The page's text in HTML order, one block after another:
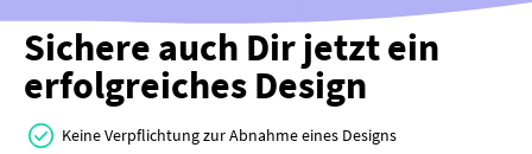
Sichere auch Dir jetzt ein
erfolgreiches Design
Keine Verpflichtung zur Abnahme eines Designs